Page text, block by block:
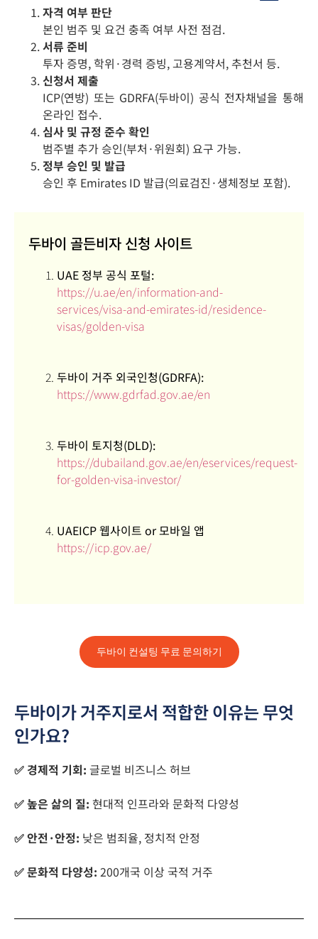
자격 여부 판단
본인 범주 및 요건 충족 여부 사전 점검.
서류 준비
투자 증명, 학위·경력 증빙, 고용계약서, 추천서 등.
신청서 제출
ICP(연방) 또는 GDRFA(두바이) 공식 전자채널을 통해
온라인 접수.
심사 및 규정 준수 확인
범주별 추가 승인(부처·위원회) 요구 가능.
정부 승인 및 발급
승인 후 Emirates ID 발급(의료검진·생체정보 포함).
두바이 골든비자 신청 사이트
UAE 정부 공식 포털:
https://u.ae/en/information-and-
services/visa-and-emirates-id/residence-
visas/golden-visa
두바이 거주 외국인청(GDRFA):
https://www.gdrfad.gov.ae/en
두바이 토지청(DLD):
https://dubailand.gov.ae/en/eservices/request-
for-golden-visa-investor/
UAEICP 웹사이트 or 모바일 앱
https://icp.gov.ae/
두바이 컨설팅 무료 문의하기
두바이가 거주지로서 적합한 이유는 무엇
인가요?
✅ 경제적 기회: 글로벌 비즈니스 허브
✅ 높은 삶의 질: 현대적 인프라와 문화적 다양성
✅ 안전·안정: 낮은 범죄율, 정치적 안정
✅ 문화적 다양성: 200개국 이상 국적 거주